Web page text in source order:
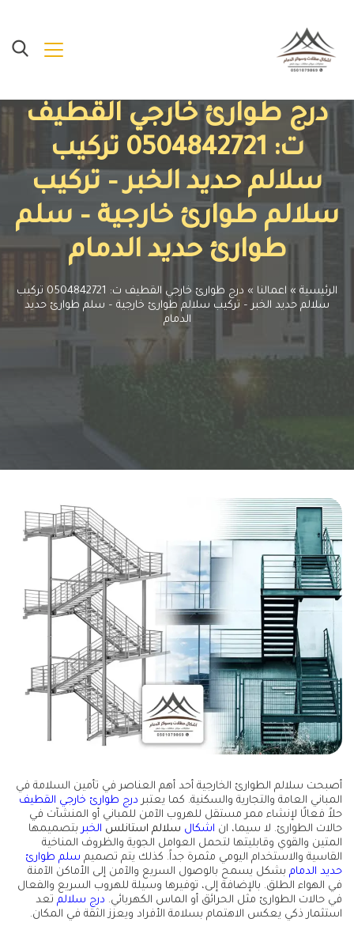
درج طوارئ خارجي القطيف
ت: 0504842721 تركيب
سلالم حديد الخبر – تركيب
سلالم طوارئ خارجية – سلم
طوارئ حديد الدمام
الرئيسية » اعمالنا »
درج طوارئ خارجي القطيف ت: 0504842721 تركيب
سلالم حديد الخبر – تركيب سلالم طوارئ خارجية – سلم طوارئ حديد
الدمام
أصبحت سلالم الطوارئ الخارجية أحد أهم العناصر في تأمين السلامة في
المباني العامة والتجارية والسكنية. كما يعتبر درج طوارئ خارجي القطيف
حلاً فعالًا لإنشاء ممر مستقل للهروب الآمن للمباني أو المنشآت في
حالات الطوارئ. لا سيما، ان اشكال سلالم استانلس الخبر بتصميمها
المتين والقوي وقابليتها لتحمل العوامل الجوية والظروف المناخية
القاسية والاستخدام اليومي مثمرة جداً. كذلك يتم تصميم سلم طوارئ
حديد الدمام بشكل يسمح بالوصول السريع والآمن إلى الأماكن الآمنة
في الهواء الطلق. بالإضافة إلى، توفيرها وسيلة للهروب السريع والفعال
في حالات الطوارئ مثل الحرائق أو الماس الكهربائي. درج سلالم تعد
استثمار ذكي يعكس الاهتمام بسلامة الأفراد ويعزز الثقة في المكان.